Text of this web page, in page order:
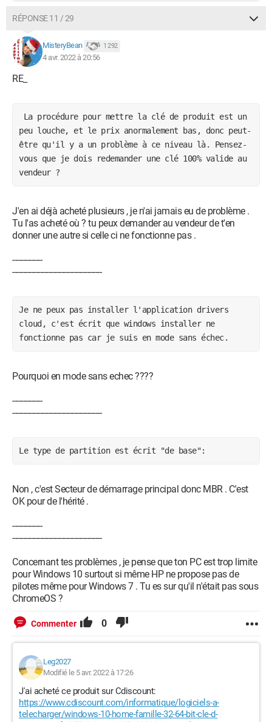
RÉPONSE 11 / 29
MisteryBean 1 292
4 avr. 2022 à 20:56
RE_
peu louche, et le prix anormalement bas, donc peut-
être qu'il y a un problème à ce niveau là. Pensez-
vous que je dois redemander une clé 100% valide au
vendeur ?
J'en ai déjà acheté plusieurs , je n'ai jamais eu de problème .
Tu l'as acheté où ? tu peux demander au vendeur de t'en
donner une autre si celle ci ne fonctionne pas .
--------------
------------------------------------------
Je ne peux pas installer l'application drivers
cloud, c'est écrit que windows installer ne
fonctionne pas car je suis en mode sans échec.
Pourquoi en mode sans echec ????
--------------
------------------------------------------
Le type de partition est écrit "de base":
Non , c'est Secteur de démarrage principal donc MBR . C'est
OK pour de l'hérité .
--------------
------------------------------------------
Concernant tes problèmes , je pense que ton PC est trop limite
pour Windows 10 surtout si même HP ne propose pas de
pilotes même pour Windows 7 . Tu es sur qu'il n'était pas sous
ChromeOS ?
Commenter 0
Leg2027
Modifié le 5 avr. 2022 à 17:26
J'ai acheté ce produit sur Cdiscount:
https://www.cdiscount.com/informatique/logiciels-a-
telecharger/windows-10-home-famille-32-64-bit-cle-d-